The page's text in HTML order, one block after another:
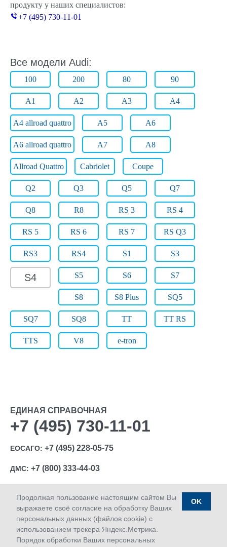
продукту у наших специалистов:
+7 (495) 730-11-01
Все модели Audi:
100 200 80 90
A1 A2 A3 A4
A4 allroad quattro A5 A6
A6 allroad quattro A7 A8
Allroad Quattro Cabriolet Coupe
Q2 Q3 Q5 Q7
Q8 R8 RS 3 RS 4
RS 5 RS 6 RS 7 RS Q3
RS3 RS4 S1 S3
S4 S5 S6 S7
S8 S8 Plus SQ5
SQ7 SQ8 TT TT RS
TTS V8 e-tron
Продолжая пользование настоящим сайтом Вы
выражаете своё согласие на обработку Ваших
персональных данных (файлов cookie) с
использованием трекера Яндекс.Метрика.
Порядок обработки Ваших персональных
OK
ЕДИНАЯ СПРАВОЧНАЯ
+7 (495) 730-11-01
ЕОСАГО: +7 (495) 228-05-75
ДМС: +7 (800) 333-44-03
Ⓒ 1992-2026 АО «МАКС»
Лицензии Банка России: ОС № 1427-03, ОС № 1427-04,